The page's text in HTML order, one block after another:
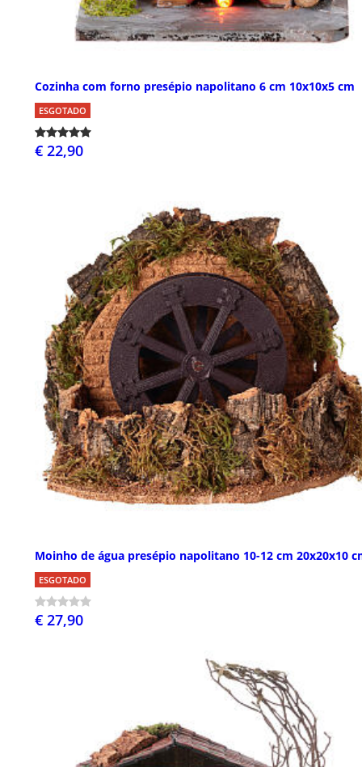
Cozinha com forno presépio napolitano 6 cm 10x10x5 cm
ESGOTADO
€ 22,90
Moinho de água presépio napolitano 10-12 cm 20x20x10
ESGOTADO
€ 27,90